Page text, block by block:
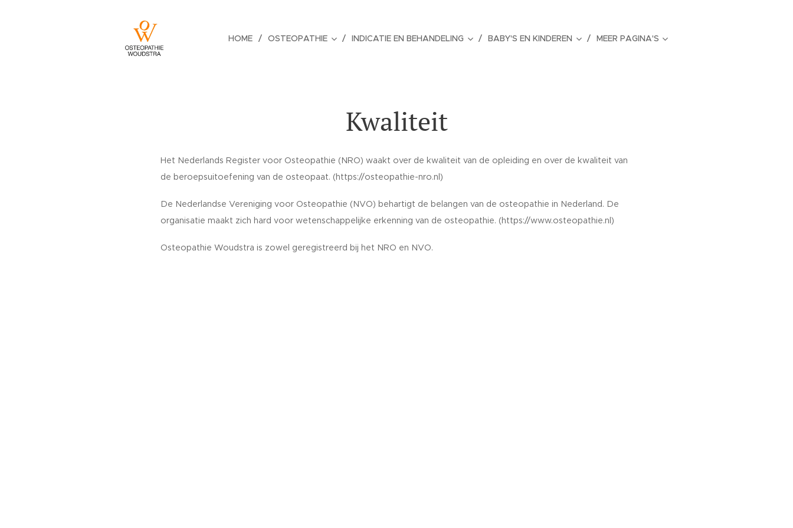
HOME OSTEOPATHIE INDICATIE EN BEHANDELING BABY'S EN KINDEREN MEER PAGINA'S
Kwaliteit
Het Nederlands Register voor Osteopathie (NRO) waakt over de kwaliteit van de opleiding en over de kwaliteit van
de beroepsuitoefening van de osteopaat. (https://osteopathie-nro.nl)
De Nederlandse Vereniging voor Osteopathie (NVO) behartigt de belangen van de osteopathie in Nederland. De
organisatie maakt zich hard voor wetenschappelijke erkenning van de osteopathie. (https://www.osteopathie.nl)
Osteopathie Woudstra is zowel geregistreerd bij het NRO en NVO.